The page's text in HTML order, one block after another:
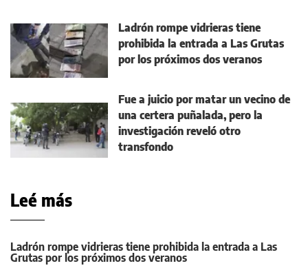
Ladrón rompe vidrieras tiene
prohibida la entrada a Las Grutas
por los próximos dos veranos
Fue a juicio por matar un vecino de
una certera puñalada, pero la
investigación reveló otro
transfondo
Leé más
Ladrón rompe vidrieras tiene prohibida la entrada a Las
Grutas por los próximos dos veranos